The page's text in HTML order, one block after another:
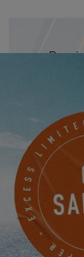
Per
l'utilizzo